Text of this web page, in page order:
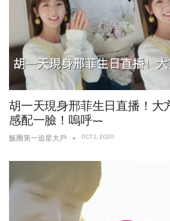
胡一天現身邢菲生日直播！大
感配一臉！嗚呼~~
飯圈第一追星大戶 OCT 2, 2020